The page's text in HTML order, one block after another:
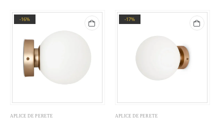
-16%
APLICE DE PERETE
-17%
APLICE DE PERETE